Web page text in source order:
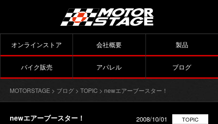
オンラインストア 会社概要 製品
バイク販売 アパレル ブログ
MOTORSTAGE > ブログ > TOPIC > newエアーブースター！
newエアーブースター！ TOPIC
2008/10/01